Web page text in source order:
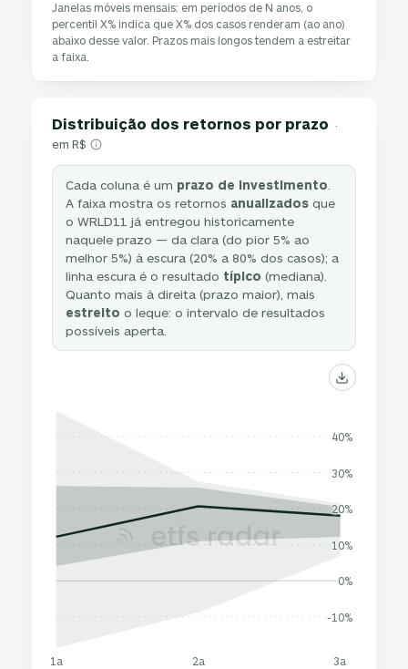
Janelas móveis mensais: em períodos de N anos, o
percentil X% indica que X% dos casos renderam (ao ano)
abaixo desse valor. Prazos mais longos tendem a estreitar
a faixa.
Distribuição dos retornos por prazo ·
em R$
Cada coluna é um prazo de investimento
A faixa mostra os retornos anualizados que
o WRLD11 já entregou historicamente
naquele prazo — da clara (do pior 5% ao
melhor 5%) à escura (20% a 80% dos casos); a
linha escura é o resultado típico (mediana).
Quanto mais à direita (prazo maior), mais
estreito o leque: o intervalo de resultados
possíveis aperta.
-10%
0%
10%
20%
30%
40%
1a 2a 3a